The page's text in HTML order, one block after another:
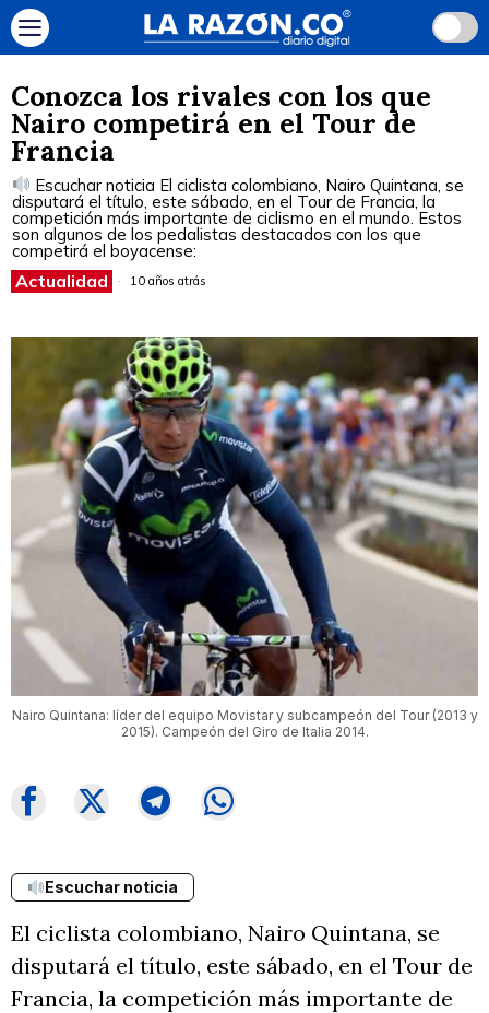
Conozca los rivales con los que
Nairo competirá en el Tour de
Francia
Escuchar noticia El ciclista colombiano, Nairo Quintana, se
disputará el título, este sábado, en el Tour de Francia, la
competición más importante de ciclismo en el mundo. Estos
son algunos de los pedalistas destacados con los que
competirá el boyacense:
Actualidad 10 años atrás
Nairo Quintana: líder del equipo Movistar y subcampeón del Tour (2013 y
2015). Campeón del Giro de Italia 2014.
Escuchar noticia
El ciclista colombiano, Nairo Quintana, se
disputará el título, este sábado, en el Tour de
Francia, la competición más importante de